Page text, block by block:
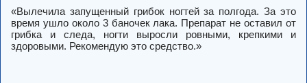
«Вылечила запущенный грибок ногтей за полгода. За это
время ушло около 3 баночек лака. Препарат не оставил от
грибка и следа, ногти выросли ровными, крепкими и
здоровыми. Рекомендую это средство.»